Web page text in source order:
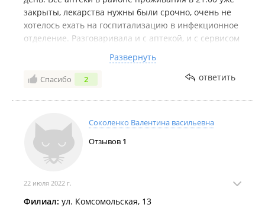
закрыты, лекарства нужны были срочно, очень не
хотелось ехать на госпитализацию в инфекционное
отделение. Разговаривала и с аптекой, и с сервисом
на встречу не пошли. Ужасный сервис, всего 2
курьера, берут заказы, доставку в срок не
сервис подвел, пришлось самостоятельно
ночному тарифу заплатить намного дороже. Не
рекомендую данный сервис, за заказ даже деньги
своевременно не вернули.
Развернуть
Спасибо 2 ответить
Соколенко Валентина васильевна
Отзывов 1
22 июля 2022 г.
Филиал: ул. Комсомольская, 13